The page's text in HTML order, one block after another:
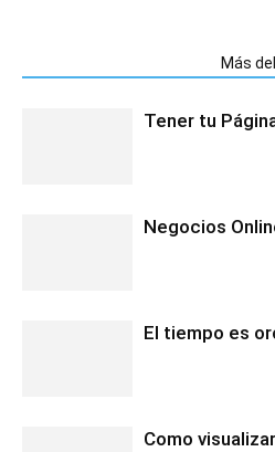
Más
Tener tu
Negocios
El tiempo es
Como